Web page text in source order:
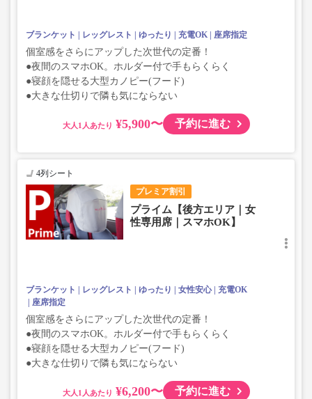
ブランケット レッグレスト ゆったり 充電OK 座席指定
個室感をさらにアップした次世代の定番！
●夜間のスマホOK。ホルダー付で手もらくらく
●寝顔を隠せる大型カノピー(フード)
●大きな仕切りで隣も気にならない
大人 ¥5,900〜 予約に進む
プレミア割引
4列シート
プライム【後方エリア｜女
性専用席｜スマホOK】
ブランケット レッグレスト ゆったり 女性安心
充電OK
座席指定
個室感をさらにアップした次世代の定番！
●夜間のスマホOK。ホルダー付で手もらくらく
●寝顔を隠せる大型カノピー(フード)
●大きな仕切りで隣も気にならない
大人 ¥6,200〜 予約に進む